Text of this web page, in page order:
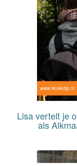
www.leuketip.nl
Lisa vertelt je
als